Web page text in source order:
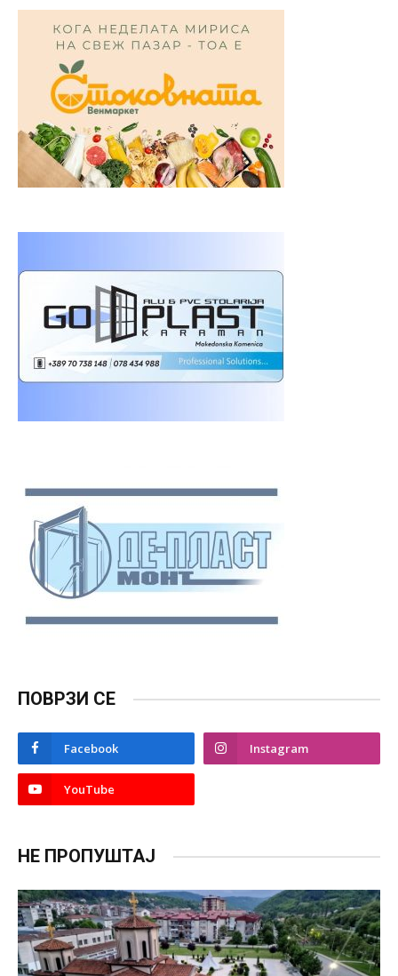
ПОВРЗИ СЕ
Facebook Instagram
YouTube
НЕ ПРОПУШТАЈ